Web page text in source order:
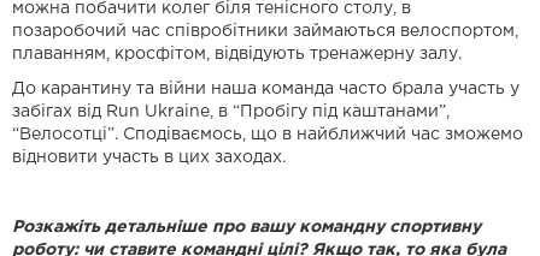
можна побачити колег біля тенісного столу, в
позаробочий час співробітники займаються велоспортом,
плаванням, кросфітом, відвідують тренажерну залу.
До карантину та війни наша команда часто брала участь у
забігах від Run Ukraine, в “Пробігу під каштанами”,
“Велосотці”. Сподіваємось, що в найближчий час зможемо
відновити участь в цих заходах.
Розкажіть детальніше про вашу командну спортивну
роботу: чи ставите командні цілі? Якщо так, то яка була